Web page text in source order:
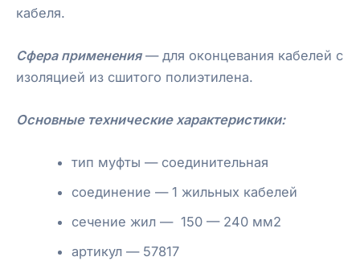
кабеля.
Сфера применения— для оконцевания кабелей с
изоляцией из сшитого полиэтилена.
Основные технические характеристики:
тип муфты — соединительная
соединение — 1 жильных кабелей
сечение жил — 150 — 240 мм2
артикул — 57817